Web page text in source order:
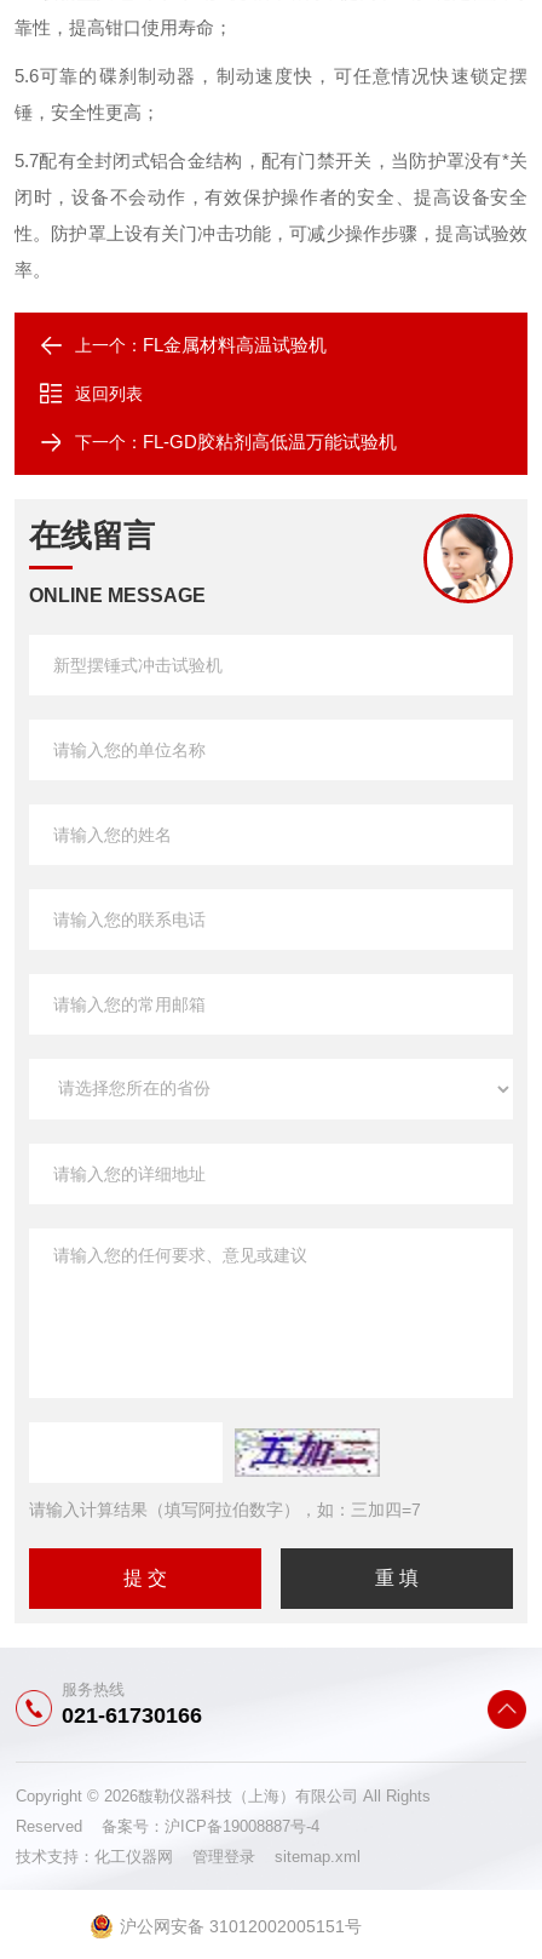
靠性，提高钳口使用寿命；
5.6可靠的碟刹制动器，制动速度快，可任意情况快速锁定摆
锤，安全性更高；
5.7配有全封闭式铝合金结构，配有门禁开关，当防护罩没有*关
闭时，设备不会动作，有效保护操作者的安全、提高设备安全
性。防护罩上设有关门冲击功能，可减少操作步骤，提高试验效
率。
上一个： FL金属材料高温试验机
返回列表
下一个： FL-GD胶粘剂高低温万能试验机
在线留言
ONLINE MESSAGE
请输入计算结果（填写阿拉伯数字），如：三加四=7
服务热线
021-61730166
Copyright © 2026馥勒仪器科技（上海）有限公司 All Rights
Reserved 备案号：沪ICP备19008887号-4
技术支持：化工仪器网管理登录 sitemap.xml
沪公网安备 31012002005151号